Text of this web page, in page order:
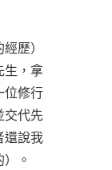
歷）
生，拿
位修行
交代先
還說我
。